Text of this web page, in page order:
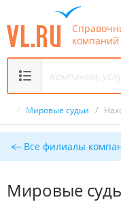
компаний
/ Мировые судьи /
Все филиалы
Мировые